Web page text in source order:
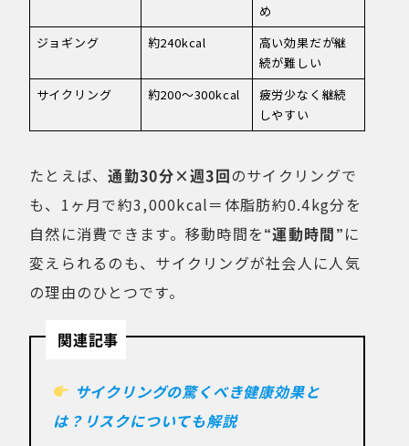
め
ジョギング
約240kcal
高い効果だが継
続が難しい
サイクリング
約200〜300kcal
疲労少なく継続
しやすい
たとえば、通勤30分×週3回のサイクリングで
も、1ヶ月で約3,000kcal＝体脂肪約0.4kg分を
自然に消費できます。移動時間を“運動時間”に
変えられるのも、サイクリングが社会人に人気
の理由のひとつです。
関連記事
サイクリングの驚くべき健康効果と
は？リスクについても解説